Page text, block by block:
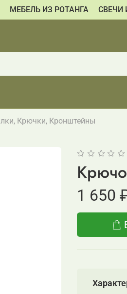
МЕБЕЛЬ ИЗ РОТАНГА СВЕЧИ
Крючки, Кронштейны
1 650